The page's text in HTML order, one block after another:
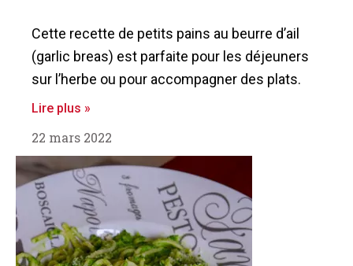
Cette recette de petits pains au beurre d’ail
(garlic breas) est parfaite pour les déjeuners
sur l’herbe ou pour accompagner des plats.
Lire plus »
22 mars 2022